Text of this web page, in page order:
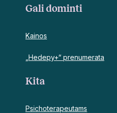
Gali dominti
Kainos
„Hedepy+“ prenumerata
Kita
Psichoterapeutams